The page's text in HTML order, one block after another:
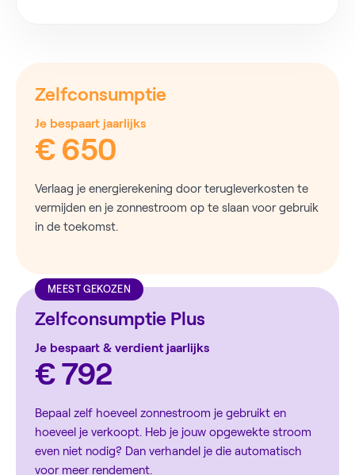
Zelfconsumptie
Je bespaart jaarlijks
€ 650
Verlaag je energierekening door terugleverkosten te
vermijden en je zonnestroom op te slaan voor gebruik
in de toekomst.
MEEST GEKOZEN
Zelfconsumptie Plus
Je bespaart & verdient jaarlijks
€ 792
Bepaal zelf hoeveel zonnestroom je gebruikt en
hoeveel je verkoopt. Heb je jouw opgewekte stroom
even niet nodig? Dan verhandel je die automatisch
voor meer rendement.